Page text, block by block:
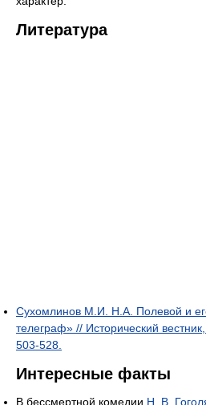
Литература
Сухомлинов М.И. Н.А. Полевой и
телеграф» // Исторический
503-528.
Интересные факты
В бессмертной комедии Н. В.